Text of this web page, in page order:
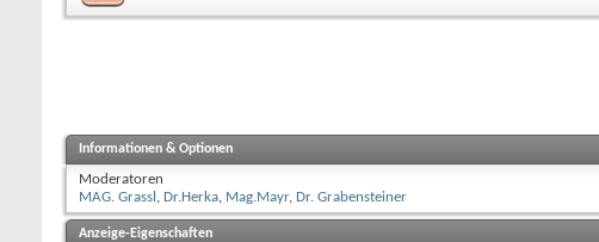
Informationen & Optionen
Moderatoren
MAG. Grassl , Dr.Herka, Mag.Mayr, Dr. Grabensteiner
Anzeige-Eigenschaften